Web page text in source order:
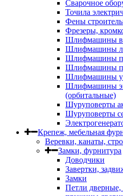
Сварочное
Точила
Фены
Фрезеры,
Шлифмашины
Шлифмашины
Шлифмашины
Шлифмашины
Шлифмашины
Шлифмашины
(орбитальные)
Шуруповерты
Шуруповерты
Крепеж, мебельная
Веревки, канаты,
Замки, фурнитура
Доводчики
Завертки,
Замки
Петли дверные,